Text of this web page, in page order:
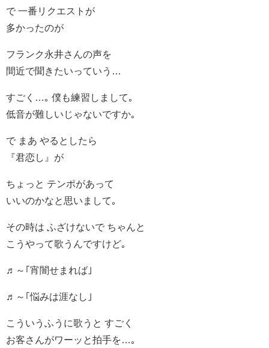
で 一番リクエストが
多かったのが
フランク永井さんの声を
間近で聞きたいっていう…
すごく…｡ 僕も練習しまして｡
低音が難しいじゃないですか｡
で まあ やるとしたら
『君恋し』が
ちょっと テンポがあって
いいのかなと思いまして｡
その時は ふざけないで ちゃんと
こうやって歌うんですけど｡
♬～｢宵闇せまれば｣
♬～｢悩みは涯なし｣
こういうふうに歌うと すごく
お客さんがワーッと拍手を…｡